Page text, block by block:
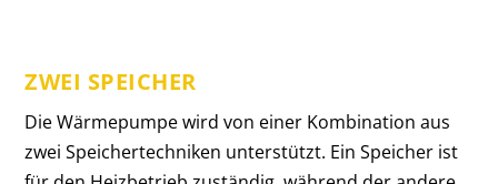
ZWEI SPEICHER
Die Wärmepumpe wird von einer Kombination aus
zwei Speichertechniken unterstützt. Ein Speicher ist